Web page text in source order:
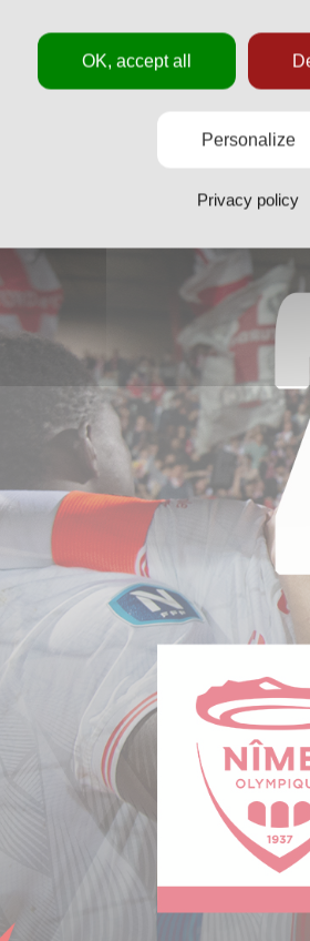
OK, accept all
Personalize
Privacy policy